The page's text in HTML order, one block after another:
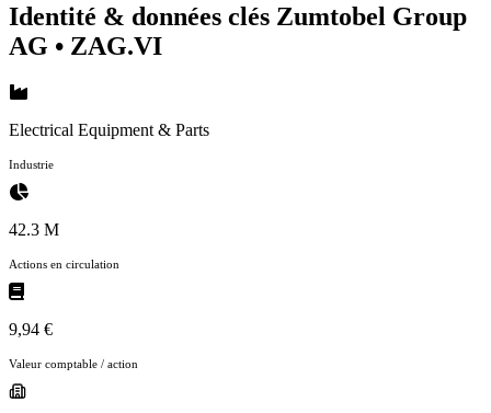
Identité & données clés Zumtobel Group
AG • ZAG.VI
Electrical Equipment & Parts
Industrie
42.3 M
Actions en circulation
9,94 €
Valeur comptable / action